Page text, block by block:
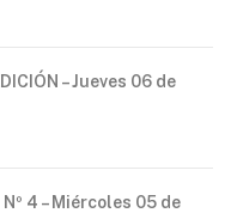
– Jueves 06 de
4 – Miércoles 05 de